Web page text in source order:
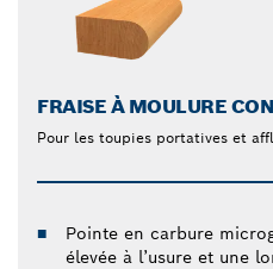
FRAISE À MOULURE
Pour les toupies portatives et
Pointe en carbure
élevée à l’usure et une